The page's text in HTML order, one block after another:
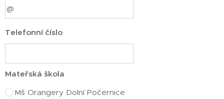
Telefonní číslo
Mateřská škola
Mš Orangery Dolní Počernice